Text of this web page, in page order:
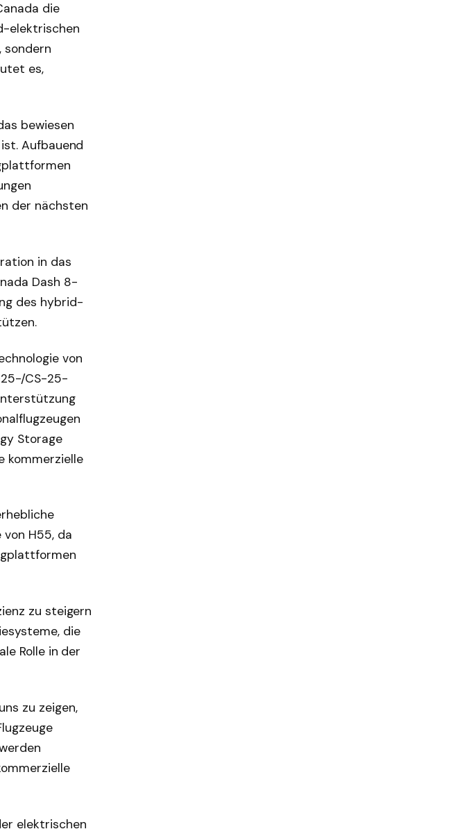
die
elektrischen
sondern
es,
bewiesen
Aufbauend
der nächsten
in das
Dash 8-
des hybrid-
von
CS-25-
Storage
kommerzielle
H55, da
zu steigern
die
Rolle in der
zu zeigen,
elektrischen